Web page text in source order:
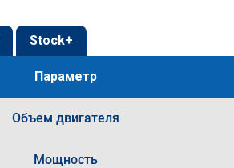
Stock+
Параметр
Объем двигателя
Мощность